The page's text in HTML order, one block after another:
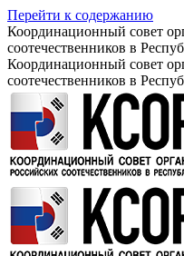
Перейти к содержанию
Координационный совет
соотечественников в
Координационный совет
соотечественников в